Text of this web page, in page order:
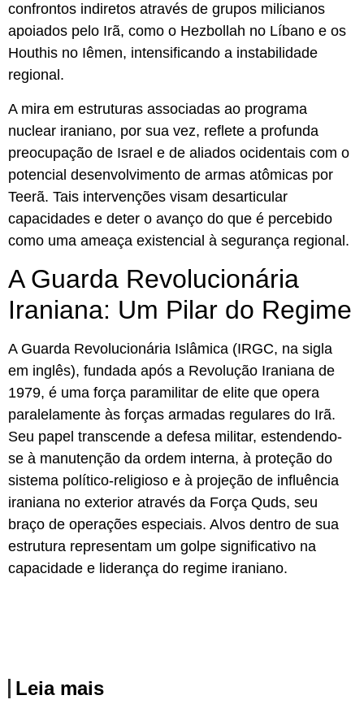
confrontos indiretos através de grupos milicianos
apoiados pelo Irã, como o Hezbollah no Líbano e os
Houthis no Iêmen, intensificando a instabilidade
regional.
A mira em estruturas associadas ao programa
nuclear iraniano, por sua vez, reflete a profunda
preocupação de Israel e de aliados ocidentais com o
potencial desenvolvimento de armas atômicas por
Teerã. Tais intervenções visam desarticular
capacidades e deter o avanço do que é percebido
como uma ameaça existencial à segurança regional.
A Guarda Revolucionária
Iraniana: Um Pilar do Regime
A Guarda Revolucionária Islâmica (IRGC, na sigla
em inglês), fundada após a Revolução Iraniana de
1979, é uma força paramilitar de elite que opera
paralelamente às forças armadas regulares do Irã.
Seu papel transcende a defesa militar, estendendo-
se à manutenção da ordem interna, à proteção do
sistema político-religioso e à projeção de influência
iraniana no exterior através da Força Quds, seu
braço de operações especiais. Alvos dentro de sua
estrutura representam um golpe significativo na
capacidade e liderança do regime iraniano.
Leia mais